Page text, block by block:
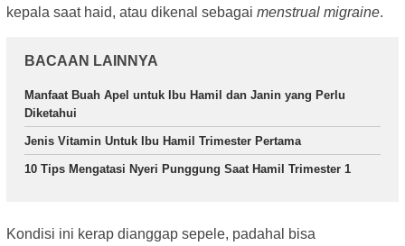
kepala saat haid, atau dikenal sebagai menstrual migraine.
BACAAN LAINNYA
Manfaat Buah Apel untuk Ibu Hamil dan Janin yang Perlu
Diketahui
Jenis Vitamin Untuk Ibu Hamil Trimester Pertama
10 Tips Mengatasi Nyeri Punggung Saat Hamil Trimester 1
Kondisi ini kerap dianggap sepele, padahal bisa